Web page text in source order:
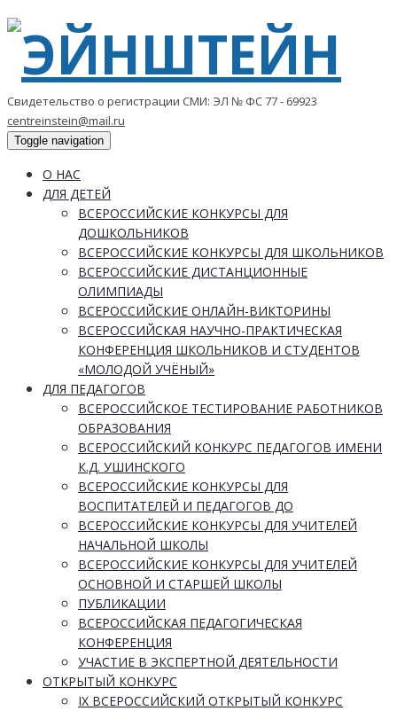
Свидетельство о регистрации СМИ: ЭЛ № ФС 77 - 69923
centreinstein@mail.ru
Toggle navigation
О НАС
ДЛЯ ДЕТЕЙ
ВСЕРОССИЙСКИЕ КОНКУРСЫ ДЛЯ
ДОШКОЛЬНИКОВ
ВСЕРОССИЙСКИЕ КОНКУРСЫ ДЛЯ ШКОЛЬНИКОВ
ВСЕРОССИЙСКИЕ ДИСТАНЦИОННЫЕ
ОЛИМПИАДЫ
ВСЕРОССИЙСКИЕ ОНЛАЙН-ВИКТОРИНЫ
ВСЕРОССИЙСКАЯ НАУЧНО-ПРАКТИЧЕСКАЯ
КОНФЕРЕНЦИЯ ШКОЛЬНИКОВ И СТУДЕНТОВ
«МОЛОДОЙ УЧЁНЫЙ»
ДЛЯ ПЕДАГОГОВ
ВСЕРОССИЙСКОЕ ТЕСТИРОВАНИЕ РАБОТНИКОВ
ОБРАЗОВАНИЯ
ВСЕРОССИЙСКИЙ КОНКУРС ПЕДАГОГОВ ИМЕНИ
К.Д. УШИНСКОГО
ВСЕРОССИЙСКИЕ КОНКУРСЫ ДЛЯ
ВОСПИТАТЕЛЕЙ И ПЕДАГОГОВ ДО
ВСЕРОССИЙСКИЕ КОНКУРСЫ ДЛЯ УЧИТЕЛЕЙ
НАЧАЛЬНОЙ ШКОЛЫ
ВСЕРОССИЙСКИЕ КОНКУРСЫ ДЛЯ УЧИТЕЛЕЙ
ОСНОВНОЙ И СТАРШЕЙ ШКОЛЫ
ПУБЛИКАЦИИ
ВСЕРОССИЙСКАЯ ПЕДАГОГИЧЕСКАЯ
КОНФЕРЕНЦИЯ
УЧАСТИЕ В ЭКСПЕРТНОЙ ДЕЯТЕЛЬНОСТИ
ОТКРЫТЫЙ КОНКУРС
IX ВСЕРОССИЙСКИЙ ОТКРЫТЫЙ КОНКУРС